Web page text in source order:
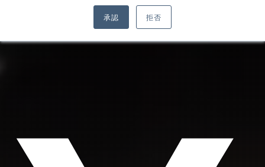
承認 拒否